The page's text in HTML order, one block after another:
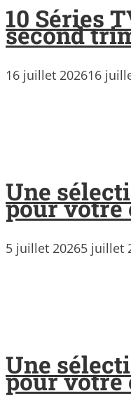
10 Séries
second
16 juillet 202616
Une
pour votre
5 juillet 20265 juillet
Une
pour votre